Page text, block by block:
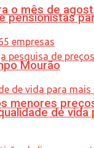
o mês de
menores
pensionistas
Mourão
de